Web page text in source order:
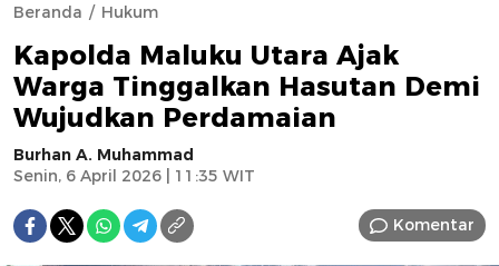
Beranda Hukum
Kapolda Maluku Utara Ajak
Warga Tinggalkan Hasutan Demi
Wujudkan Perdamaian
Burhan A. Muhammad
Senin, 6 April 2026 | 11:35 WIT
Komentar